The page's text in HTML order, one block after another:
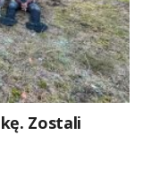
Zostali